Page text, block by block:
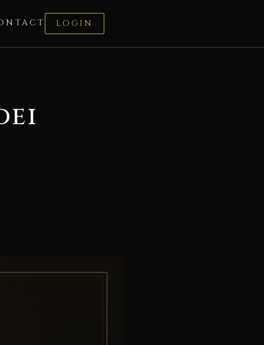
LOGIN